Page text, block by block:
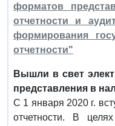
форматов
отчетности и
формирования
отчетности"
Вышли в свет
представления в
С 1 января 2020 г.
отчетности. В